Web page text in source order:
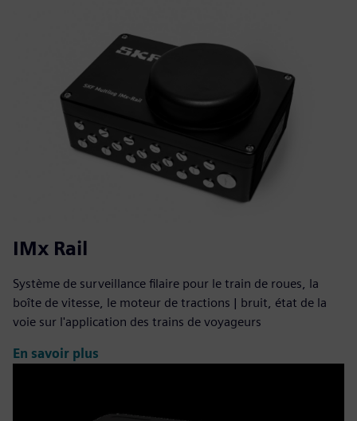
IMx Rail
Système de surveillance filaire pour le train de roues, la
boîte de vitesse, le moteur de tractions | bruit, état de la
voie sur l'application des trains de voyageurs
En savoir plus